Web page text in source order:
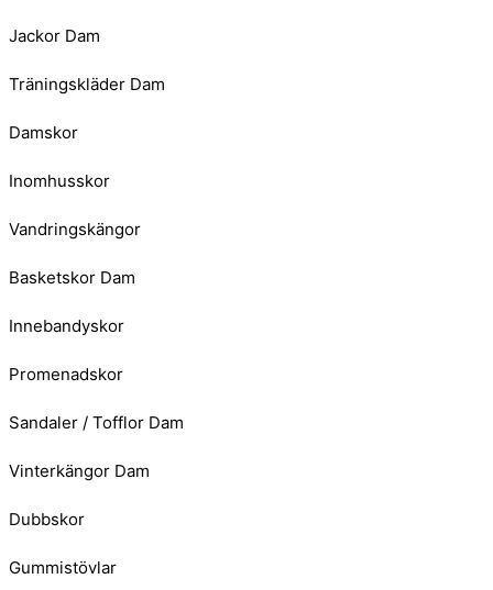
Jackor Dam
Träningskläder Dam
Damskor
Inomhusskor
Vandringskängor
Basketskor Dam
Innebandyskor
Promenadskor
Sandaler / Tofflor Dam
Vinterkängor Dam
Dubbskor
Gummistövlar